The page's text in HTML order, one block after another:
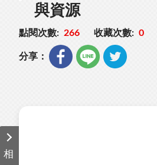
與資源
點閱次數: 266 收藏次數: 0
分享：
相